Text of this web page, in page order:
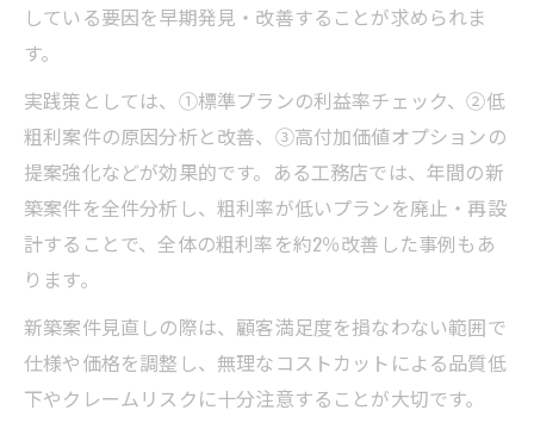
している要因を早期発見・改善することが求められま
す。
実践策としては、①標準プランの利益率チェック、②低
粗利案件の原因分析と改善、③高付加価値オプションの
提案強化などが効果的です。ある工務店では、年間の新
築案件を全件分析し、粗利率が低いプランを廃止・再設
計することで、全体の粗利率を約2％改善した事例もあ
ります。
新築案件見直しの際は、顧客満足度を損なわない範囲で
仕様や価格を調整し、無理なコストカットによる品質低
下やクレームリスクに十分注意することが大切です。